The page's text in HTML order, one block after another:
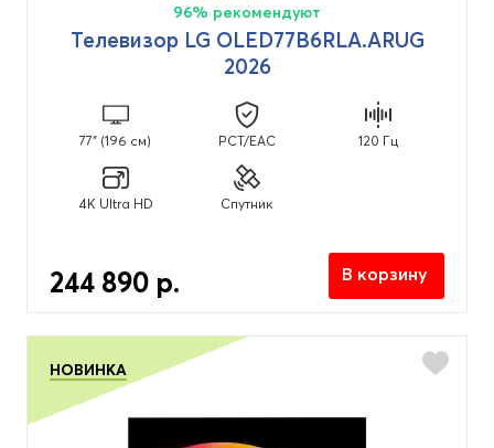
96% рекомендуют
Телевизор LG OLED77B6RLA.ARUG
2026
77" (196 см) PCT/EAC 120 Гц
4K Ultra HD Спутник
244 890 р. В корзину
НОВИНКА